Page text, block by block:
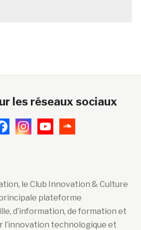
les réseaux sociaux
le Club Innovation & Culture
plateforme
d’information, de formation et
l’innovation technologique et